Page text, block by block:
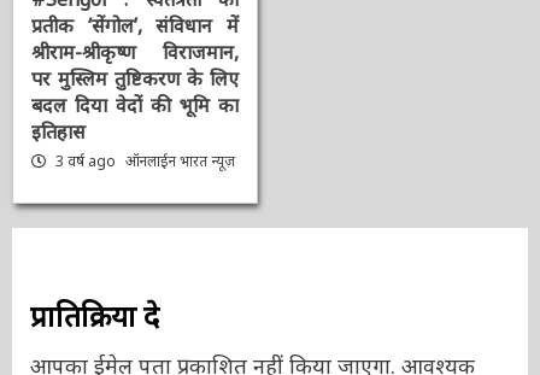
#Sengol : स्वतंत्रता का
प्रतीक ‘सेंगोल’, संविधान में
श्रीराम-श्रीकृष्ण विराजमान,
पर मुस्लिम तुष्टिकरण के
लिए बदल दिया वेदों की भूमि
का इतिहास
न्यूज़
प्रातिक्रिया दे